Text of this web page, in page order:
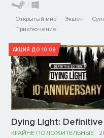
Открытый мир Экшен
Приключение
АКЦИЯ ДО 10.08
Dying Light:
КРАЙНЕ ПОЛОЖИТЕЛЬНЫЕ